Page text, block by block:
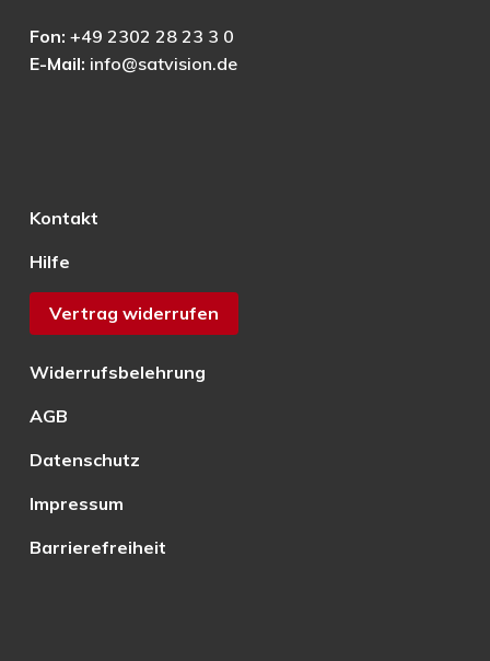
Fon: +49 2302 28 23 3 0
E-Mail: info@satvision.de
Kontakt
Hilfe
Vertrag widerrufen
Widerrufsbelehrung
AGB
Datenschutz
Impressum
Barrierefreiheit